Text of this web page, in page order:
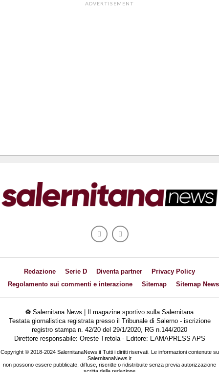
ADVERTISEMENT
Redazione Serie D Diventa partner
Privacy Policy
Regolamento sui commenti e interazione
Sitemap Sitemap News
⚽ Salernitana News | Il magazine sportivo sulla Salernitana
Testata giornalistica registrata presso il Tribunale di Salerno - iscrizione
registro stampa n. 42/20 del 29/1/2020, RG n.144/2020
Direttore responsabile: Oreste Tretola - Editore: EAMAPRESS APS
Copyright © 2018-2024 SalernitanaNews.it Tutti i diritti riservati. Le informazioni contenute su
SalernitanaNews.it
non possono essere pubblicate, diffuse, riscritte o ridistribuite senza previa autorizzazione